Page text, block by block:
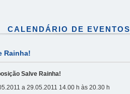
CALENDÁRIO DE EVENTOS
Rainha!
Salve Rainha!
a 29.05.2011 14.00 h às 20.30 h